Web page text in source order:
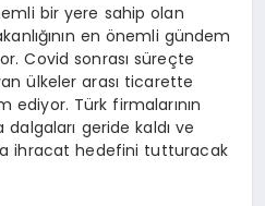
bir yere sahip olan
en önemli gündem
Covid sonrası süreçte
ülkeler arası ticarette
ediyor. Türk firmalarının
geride kaldı ve
ihracat hedefini tutturacak